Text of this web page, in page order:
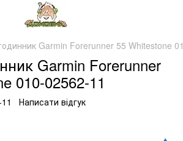
Garmin Forerunner 55 Whitestone
Garmin Forerunner
010-02562-11
Написати відгук